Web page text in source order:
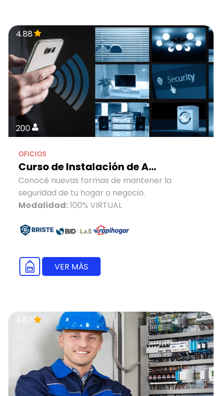
4.88
200
OFICIOS
Curso de Instalación de A...
Conocé nuevas formas de mantener la
seguridad de tu hogar o negocio.
Modalidad:100% VIRTUAL
VER MÁS
4.67